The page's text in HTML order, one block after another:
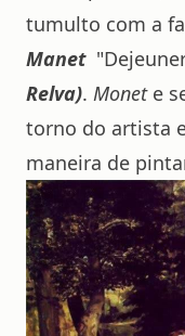
tumulto com a
Manet
Relva). Monete
torno do artista
maneira de